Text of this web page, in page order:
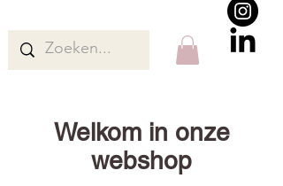
Welkom in onze
webshop